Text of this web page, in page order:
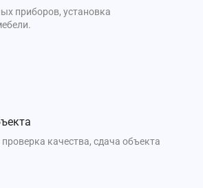
приборов, установка
качества, сдача объекта